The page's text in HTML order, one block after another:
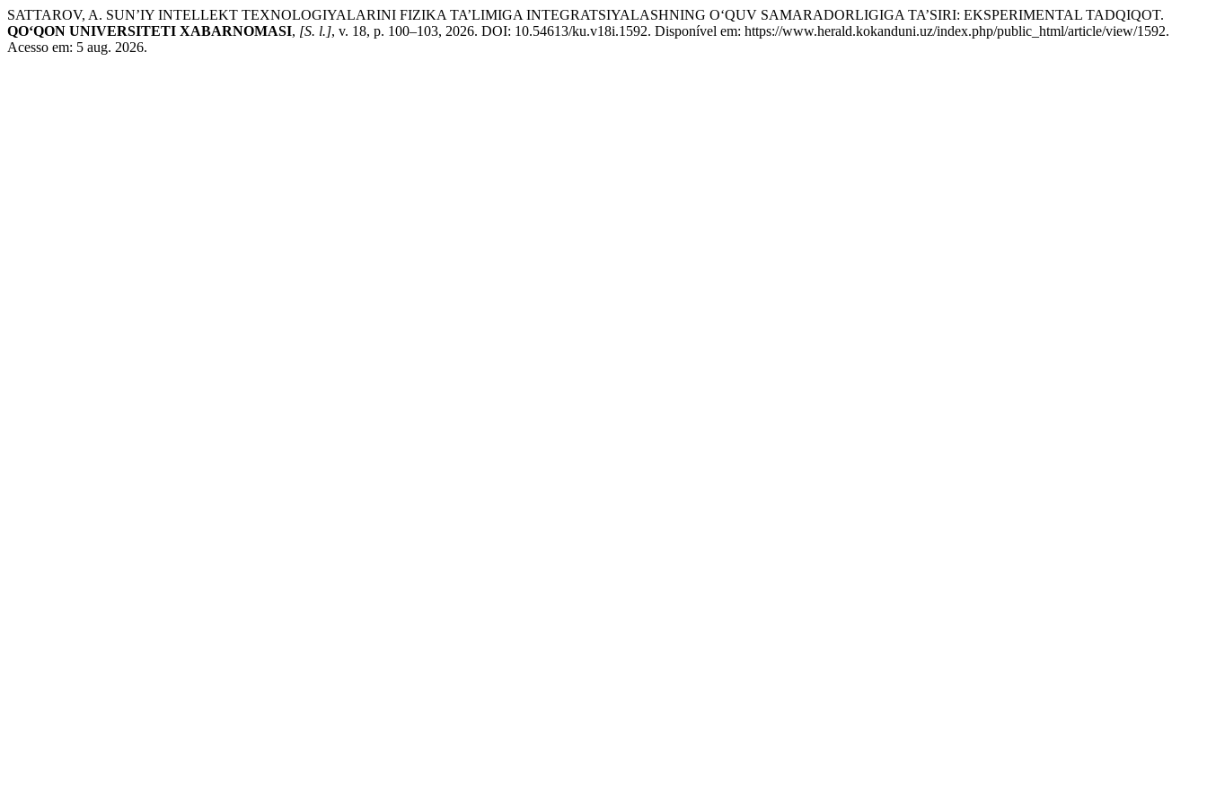
SATTAROV, A. SUN’IY INTELLEKT TEXNOLOGIYALARINI FIZIKA TA’LIMIGA INTEGRATSIYALASHNING O‘QUV SAMARADORLIGIGA TA’SIRI: EKSPERIMENTAL TADQIQOT.
QO‘QON UNIVERSITETI XABARNOMASI, [S. l.], v. 18, p. 100–103, 2026. DOI: 10.54613/ku.v18i.1592. Disponível em: https://www.herald.kokanduni.uz/index.php/public_html/article/view/1592.
Acesso em: 5 aug. 2026.